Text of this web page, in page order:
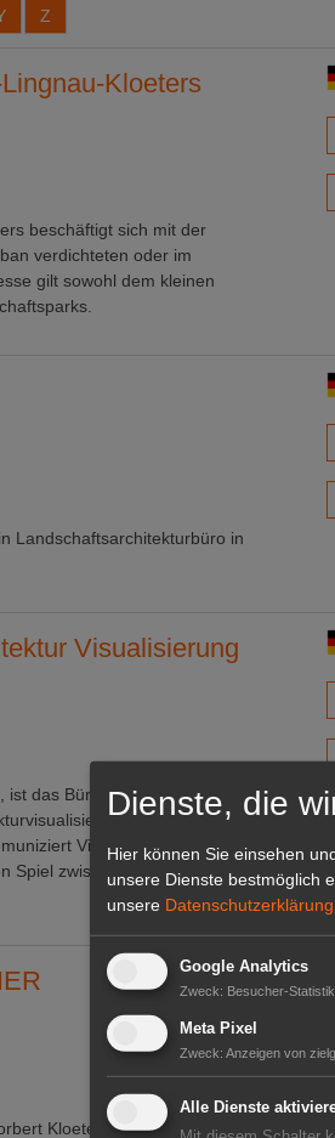
Z
Kloeters
beschäftigt sich mit der
verdichteten oder im
gilt sowohl dem kleinen
Landschaftsarchitekturbüro in
Visualisierung
ist das Büro loomn in Gütersloh
und Renderings
Visionen der Architekten
Spiel zwischen Licht und Schatten
Kloeters bilden das Team 3+
Dienste, die
Hier können Sie einsehen
unsere Dienste bestmöglich
unsere Datenschutzerklärung
Google Analytics
Zweck: Besucher-
Meta Pixel
Zweck: Anzeigen von
Alle Dienste